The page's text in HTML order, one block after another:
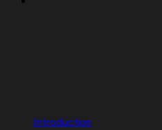
Introduction